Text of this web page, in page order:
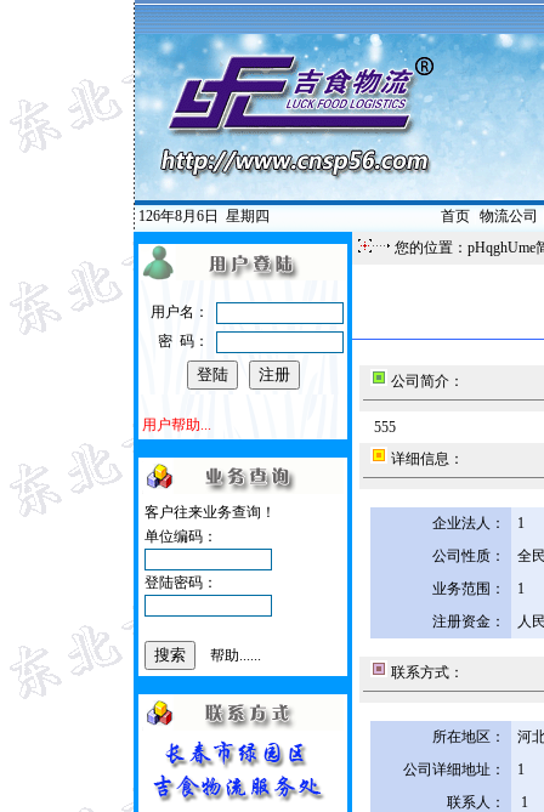
126年8月6日 星期四 首页| 物流公司
用户名：
密 码：
用户帮助...
客户往来业务查询！
单位编码：
登陆密码：
帮助......
您的位置：pHqghUme
公司简介：
555
详细信息：
企业法人：
1
公司性质：
全
业务范围：
1
注册资金：
人
联系方式：
所在地区：
河
公司详细地址：
1
联系人：
1